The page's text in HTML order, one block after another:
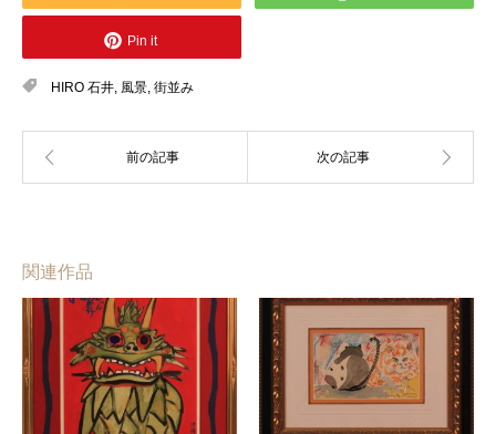
Pin it
HIRO 石井, 風景, 街並み
関連作品